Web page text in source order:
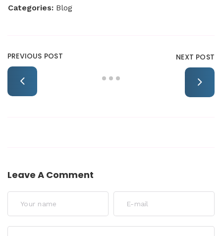
Categories: Blog
PREVIOUS POST NEXT POST
Leave A Comment